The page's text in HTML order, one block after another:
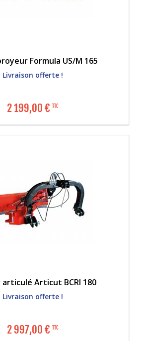
Formula US/M 165
2 199,00€ TTC
Livraison offerte !
Articut BCRI 180
2 997,00€ TTC
Livraison offerte !